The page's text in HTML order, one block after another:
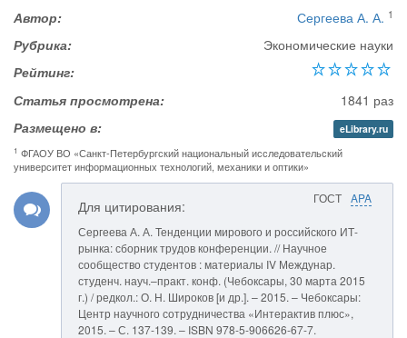
Автор:
Сергеева А. А. 1
Рубрика:
Экономические науки
Рейтинг:
Статья просмотрена:
1841 раз
Размещено в:
eLibrary.ru
1 ФГАОУ ВО «Санкт-Петербургский национальный исследовательский
университет информационных технологий, механики и оптики»
ГОСТ APA
Для цитирования:
Сергеева А. А. Тенденции мирового и российского ИТ-
рынка: сборник трудов конференции. // Научное
сообщество студентов : материалы IV Междунар.
студенч. науч.–практ. конф. (Чебоксары, 30 марта 2015
г.) / редкол.: О. Н. Широков [и др.]. – 2015. – Чебоксары:
Центр научного сотрудничества «Интерактив плюс»,
2015. – С. 137-139. – ISBN 978-5-906626-67-7.